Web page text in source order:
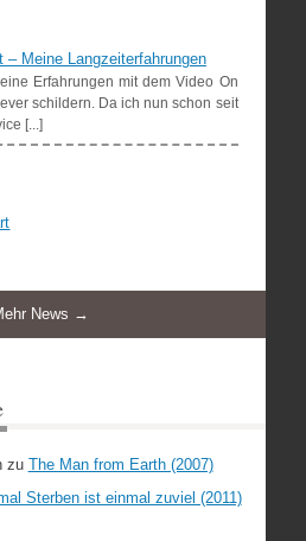
– Meine Langzeiterfahrungen
Erfahrungen mit dem Video On
schildern. Da ich nun schon seit
[...]
News →
zu The Man from Earth (2007)
Sterben ist einmal zuviel (2011)